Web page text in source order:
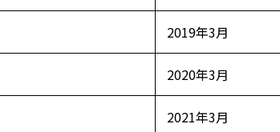
2019年3月
2020年3月
2021年3月